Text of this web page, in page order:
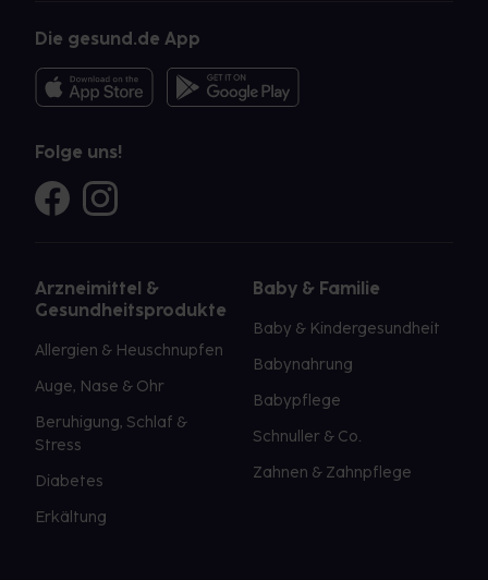
Die gesund.de App
Folge uns!
Arzneimittel &
Gesundheitsprodukte
Allergien & Heuschnupfen
Auge, Nase & Ohr
Beruhigung, Schlaf &
Stress
Diabetes
Erkältung
Baby & Familie
Baby & Kindergesundheit
Babynahrung
Babypflege
Schnuller & Co.
Zahnen & Zahnpflege